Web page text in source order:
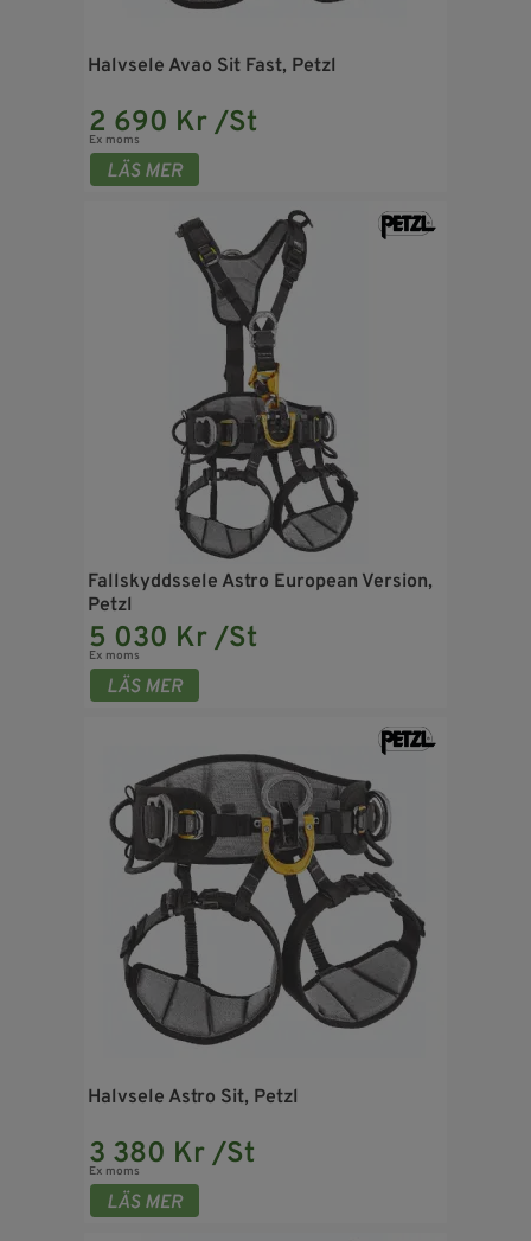
Halvsele Avao Sit Fast, Petzl
2 690 Kr /St
Ex moms
Fallskyddssele Astro European Version,
Petzl
5 030 Kr /St
Ex moms
Halvsele Astro Sit, Petzl
3 380 Kr /St
Ex moms